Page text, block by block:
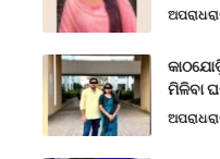
ଅପରାଧ
ମିଳିବା
ଅପରାଧ